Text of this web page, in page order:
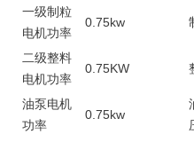
一级制粒
电机功率
0.75kw
二级整料
电机功率
0.75KW
油泵电机
功率
0.75kw